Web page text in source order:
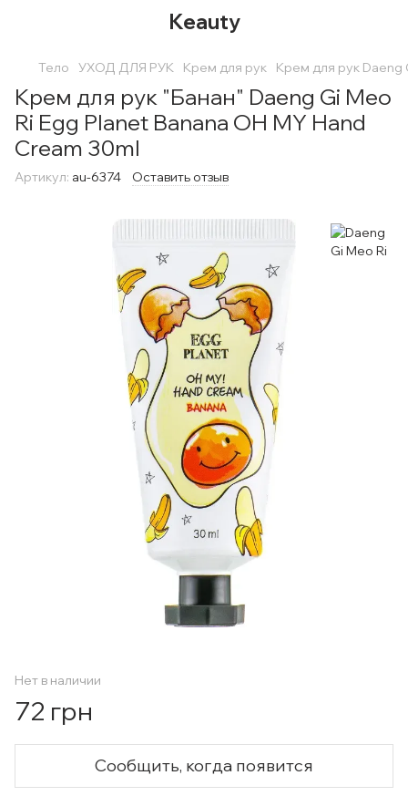
Keauty
Тело УХОД ДЛЯ РУК Крем для рук Крем для рук Daeng
Крем для рук "Банан" Daeng Gi Meo
Ri Egg Planet Banana OH MY Hand
Cream 30ml
Артикул: au-6374 Оставить отзыв
Нет в наличии
72 грн
Сообщить, когда появится